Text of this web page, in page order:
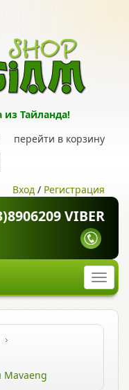
из Тайланда!
перейти в корзину
Вход / Регистрация
VIBER
Mavaeng